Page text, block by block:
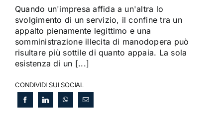
Quando un'impresa affida a un'altra lo
svolgimento di un servizio, il confine tra un
appalto pienamente legittimo e una
somministrazione illecita di manodopera può
risultare più sottile di quanto appaia. La sola
esistenza di un [...]
CONDIVIDI SUI SOCIAL